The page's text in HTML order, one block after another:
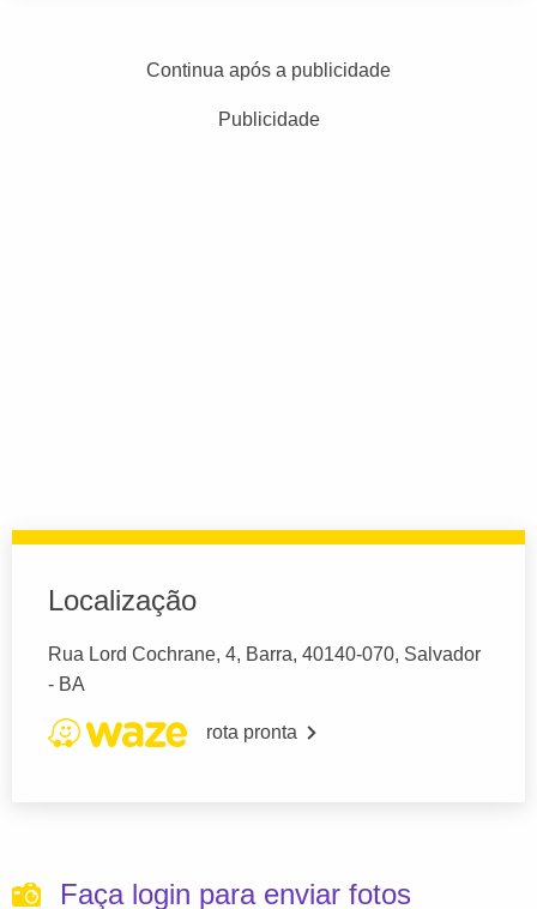
Continua após a publicidade
Publicidade
Localização
Rua Lord Cochrane, 4, Barra, 40140-070, Salvador
- BA
rota pronta
Faça login para enviar fotos